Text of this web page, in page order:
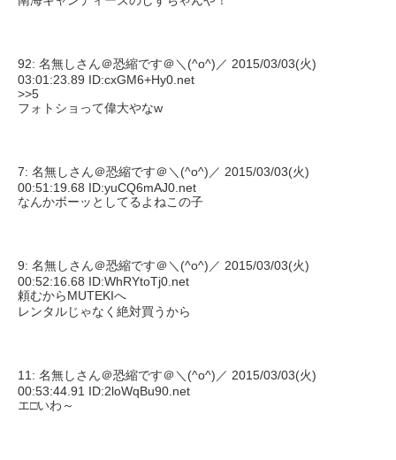
92: 名無しさん＠恐縮です＠＼(^o^)／ 2015/03/03(火)
03:01:23.89 ID:cxGM6+Hy0.net
>>5
フォトショって偉大やなw
7: 名無しさん＠恐縮です＠＼(^o^)／ 2015/03/03(火)
00:51:19.68 ID:yuCQ6mAJ0.net
なんかボーッとしてるよねこの子
9: 名無しさん＠恐縮です＠＼(^o^)／ 2015/03/03(火)
00:52:16.68 ID:WhRYtoTj0.net
頼むからMUTEKIへ
レンタルじゃなく絶対買うから
11: 名無しさん＠恐縮です＠＼(^o^)／ 2015/03/03(火)
00:53:44.91 ID:2loWqBu90.net
エ□いわ～